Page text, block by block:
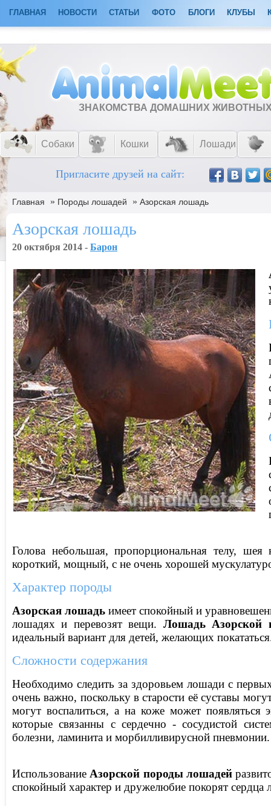
ГЛАВНАЯ НОВОСТИ СТАТЬИ ФОТО БЛОГИ КЛУБЫ
ЗНАКОМСТВА ДОМАШНИХ
Собаки Кошки Лошади
Пригласите друзей на сайт:
Главная » Породы лошадей » Азорская лошадь
Азорская лошадь
20 октября 2014 - Барон
Голова небольшая, пропорциональная телу, шея
короткий, мощный, с не очень хорошей
Характер породы
Азорская лошадь имеет спокойный и
лошадях и перевозят вещи. Лошадь Азорской
идеальный вариант для детей, желающих
Сложности содержания
Необходимо следить за здоровьем лошади с
очень важно, поскольку в старости её суставы
могут воспалиться, а на коже может появляться
которые связанны с сердечно - сосудистой
болезни, ламинита и морбилливирусной пневмонии.
Использование Азорской породы лошадей
спокойный характер и дружелюбие покорят сердца